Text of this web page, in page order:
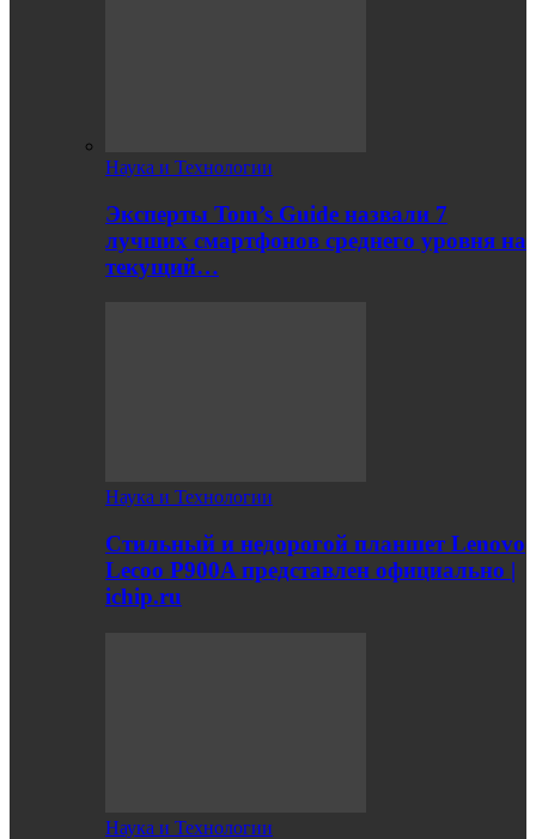
Наука и Технологии
Эксперты Tom’s Guide назвали 7
лучших смартфонов среднего уровня на
текущий…
Наука и Технологии
Стильный и недорогой планшет Lenovo
Lecoo P900A представлен официально |
ichip.ru
Наука и Технологии